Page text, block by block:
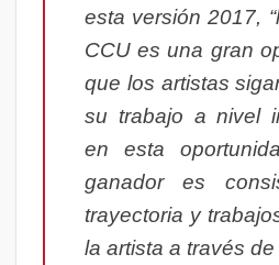
esta versión 2017,
CCU es una gran
que los artistas
su trabajo a nivel
en esta
ganador es
trayectoria y
la artista a través de